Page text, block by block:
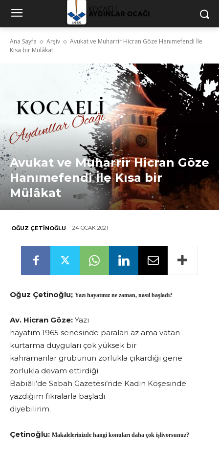
Ana Sayfa Arşiv
Avukat ve Muharrir Hicran Göze Hanımefendi İle
Kısa bir Mülâkat
Avukat ve Muharrir Hicran Göze
Hanımefendi İle Kısa bir
Mülâkat
OĞUZ ÇETINOĞLU 24 OCAK 2021
Oğuz Çetinoğlu; Yazı hayatınız ne zaman, nasıl başladı?
Av. Hicran Göze: Yazı
hayatım 1965 senesinde paraları az ama vatan
kurtarma duyguları çok yüksek bir
kahramanlar grubunun zorlukla çıkardığı gene
zorlukla devam ettirdiği
Babıâli’de Sabah Gazetesi’nde Kadın Köşesinde
yazdığım fıkralarla başladı
diyebilirim.
Çetinoğlu: Makalelerinizde hangi konuları daha çok işliyorsunuz?